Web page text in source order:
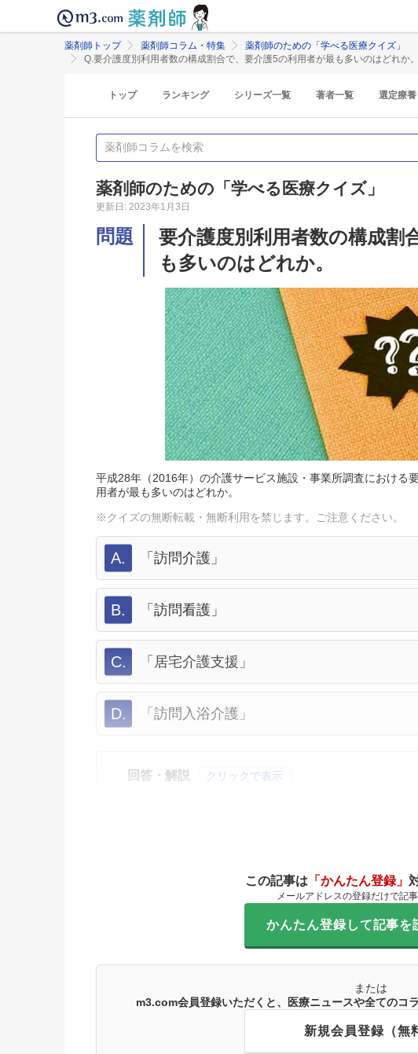
薬剤師トップ 薬剤師コラム・特集
薬剤師のための「学べる医療クイズ」
Q.要介護度別利用者数の構成割合で、要介護5の利用者が最も多いのはどれか。
トップ ランキング シリーズ一覧 著者一覧 選定療養
薬剤師のための「学べる医療クイズ」
更新日: 2023年1月3日
問題
要介護度別利用者数の構成割
も多いのはどれか。
平成28年（2016年）の介護サービス施設・事業所調査における
用者が最も多いのはどれか。
※クイズの無断転載・無断利用を禁じます。ご注意ください。
A. 「訪問介護」
B. 「訪問看護」
C. 「居宅介護支援」
D. 「訪問入浴介護」
回答・解説 クリックで表示
この記事は 「かんたん登録」
メールアドレスの登録だけで記
かんたん登録して記事を
または
m3.com会員登録いただくと、医療ニュースや全てのコ
新規会員登録（無